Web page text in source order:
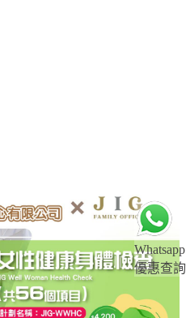
Whatsapp
優惠查詢